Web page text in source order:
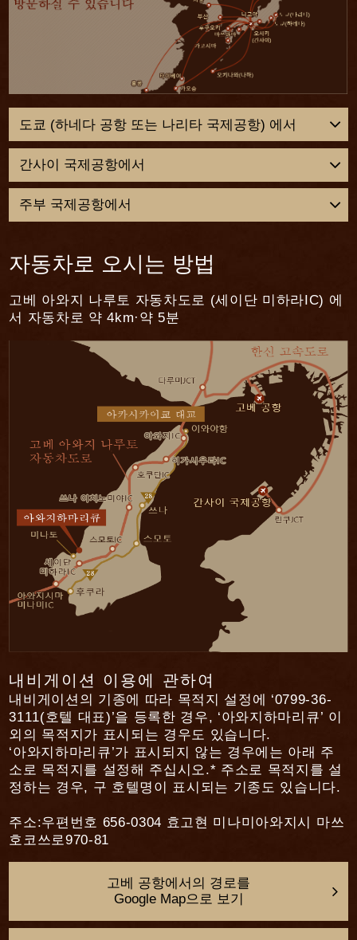
수건, 목욕타월
유카타, 일식 버선, 두루주머니
목욕 가운*
실내용 슬리퍼*
칫솔
욕실 어메니티
여성용 어메니티 (메이크업 클렌징, 화장
수, 유액)
남성용 어메니티 (면도기, 애프터셰이브 로
도쿄 (하네다 공항 또는 나리타 국제공항) 에서
간사이 국제공항에서
주부 국제공항에서
자동차로 오시는 방법
고베 아와지 나루토 자동차도로 (세이단 미하라IC) 에
서 자동차로 약 4km·약 5분
내비게이션 이용에 관하여
내비게이션의 기종에 따라 목적지 설정에 ‘0799-36-
3111(호텔 대표)’을 등록한 경우, ‘아와지하마리큐’ 이
외의 목적지가 표시되는 경우도 있습니다.
‘아와지하마리큐’가 표시되지 않는 경우에는 아래 주
소로 목적지를 설정해 주십시오.* 주소로 목적지를 설
정하는 경우, 구 호텔명이 표시되는 기종도 있습니다.
주소:우편번호 656-0304 효고현 미나미아와지시 마쓰
호코쓰로970-81
고베 공항에서의 경로를
Google Map으로 보기